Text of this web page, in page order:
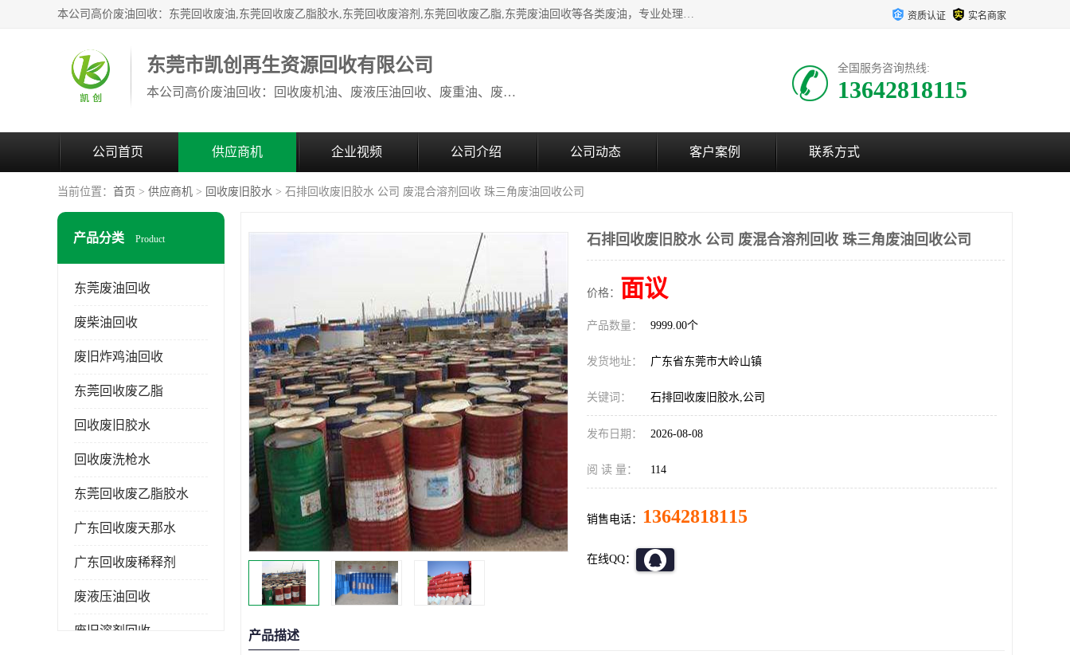
本公司高价废油回收：东莞回收废油,东莞回收废乙脂胶水,东莞回收废溶剂,东莞回收废乙脂,东莞废油回收等各类废油，专业处理从事化工产品研发与销售的综合型高科技服务性企业。我公司自成立以来，一直秉承“科技创新，立足诚信，感恩于心”的理念，力求设计与客户合作共赢的局面。在广大新老客户的大力支持下，我公司员工经过不懈努力，公司已快速发展成为国内知名化工企业。 资质认证 实名商家
东莞市凯创再生资源回收有限公司
本公司高价废油回收：回收废机油、废液压油回收、废重油、废食用油回收、废导热油、废、废油漆、废UV光油、废清、废白矿油、废变压器油
全国服务咨询热线:
13642818115
公司首页 供应商机 企业视频 公司介绍 公司动态 客户案例 联系方式
当前位置： 首页 > 供应商机 > 回收废旧胶水 > 石排回收废旧胶水 公司 废混合溶剂回收 珠三角废油回收公司
产品分类 Product
东莞废油回收
废柴油回收
废旧炸鸡油回收
东莞回收废乙脂
回收废旧胶水
回收废洗枪水
东莞回收废乙脂胶水
广东回收废天那水
广东回收废稀释剂
废液压油回收
废旧溶剂回收
石排回收废旧胶水 公司 废混合溶剂回收 珠三角废油回收公司
价格： 面议
产品数量： 9999.00个
发货地址： 广东省东莞市大岭山镇
关键词： 石排回收废旧胶水,公司
发布日期： 2026-08-08
阅 读 量： 114
销售电话： 13642818115
在线QQ：
产品描述